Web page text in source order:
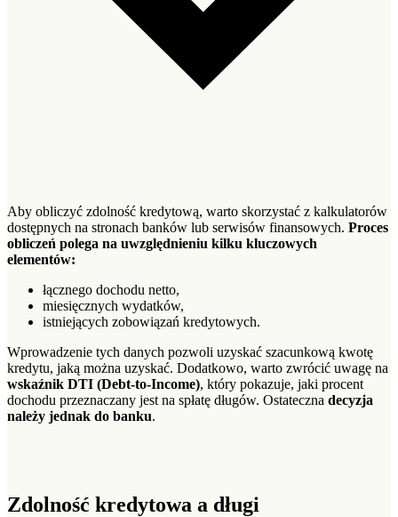
Aby obliczyć zdolność kredytową, warto skorzystać z kalkulatorów
dostępnych na stronach banków lub serwisów finansowych. Proces
obliczeń polega na uwzględnieniu kilku kluczowych
elementów:
łącznego dochodu netto,
miesięcznych wydatków,
istniejących zobowiązań kredytowych.
Wprowadzenie tych danych pozwoli uzyskać szacunkową kwotę
kredytu, jaką można uzyskać. Dodatkowo, warto zwrócić uwagę na
wskaźnik DTI (Debt-to-Income), który pokazuje, jaki procent
dochodu przeznaczany jest na spłatę długów. Ostateczna decyzja
należy jednak do banku.
Zdolność kredytowa a długi